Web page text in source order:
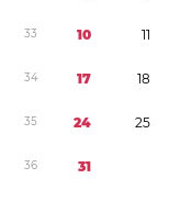
33 10 11
34 17 18
35 24 25
36 31